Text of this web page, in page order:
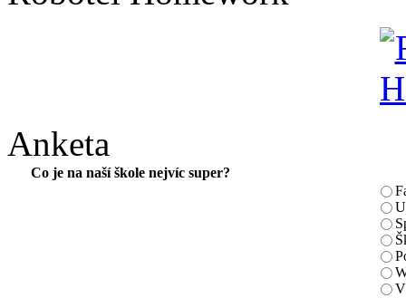
Anketa
Co je na naší škole nejvíc super?